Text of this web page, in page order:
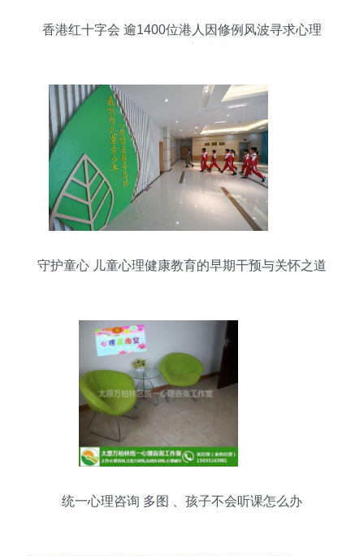
香港红十字会 逾1400位港人因修例风波寻求心理
守护童心 儿童心理健康教育的早期干预与关怀之道
统一心理咨询 多图 、孩子不会听课怎么办